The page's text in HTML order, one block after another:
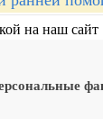
на наш сайт